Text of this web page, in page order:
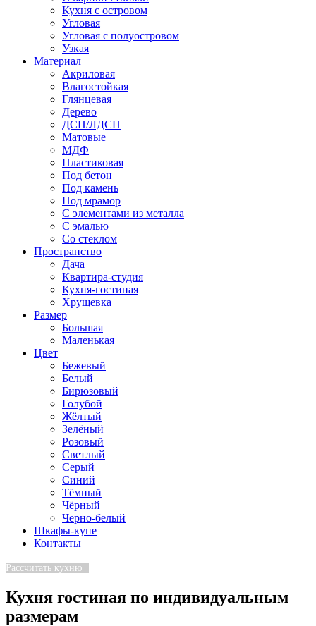
Кухня с островом
Угловая
Угловая с полуостровом
Узкая
Материал
Акриловая
Влагостойкая
Глянцевая
Дерево
ДСП/ЛДСП
Матовые
МДФ
Пластиковая
Под бетон
Под камень
Под мрамор
С элементами из металла
С эмалью
Со стеклом
Пространство
Дача
Квартира-студия
Кухня-гостиная
Хрущевка
Размер
Большая
Маленькая
Цвет
Бежевый
Белый
Бирюзовый
Голубой
Жёлтый
Зелёный
Розовый
Светлый
Серый
Синий
Тёмный
Чёрный
Черно-белый
Шкафы-купе
Контакты
Рассчитать кухню
Кухня гостиная по индивидуальным
размерам